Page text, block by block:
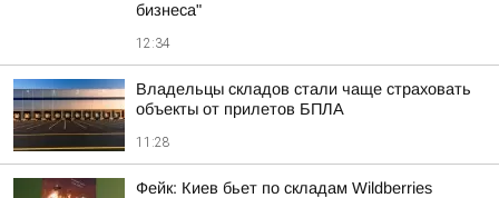
бизнеса"
12:34
Владельцы складов стали чаще страховать
объекты от прилетов БПЛА
11:28
Фейк: Киев бьет по складам Wildberries